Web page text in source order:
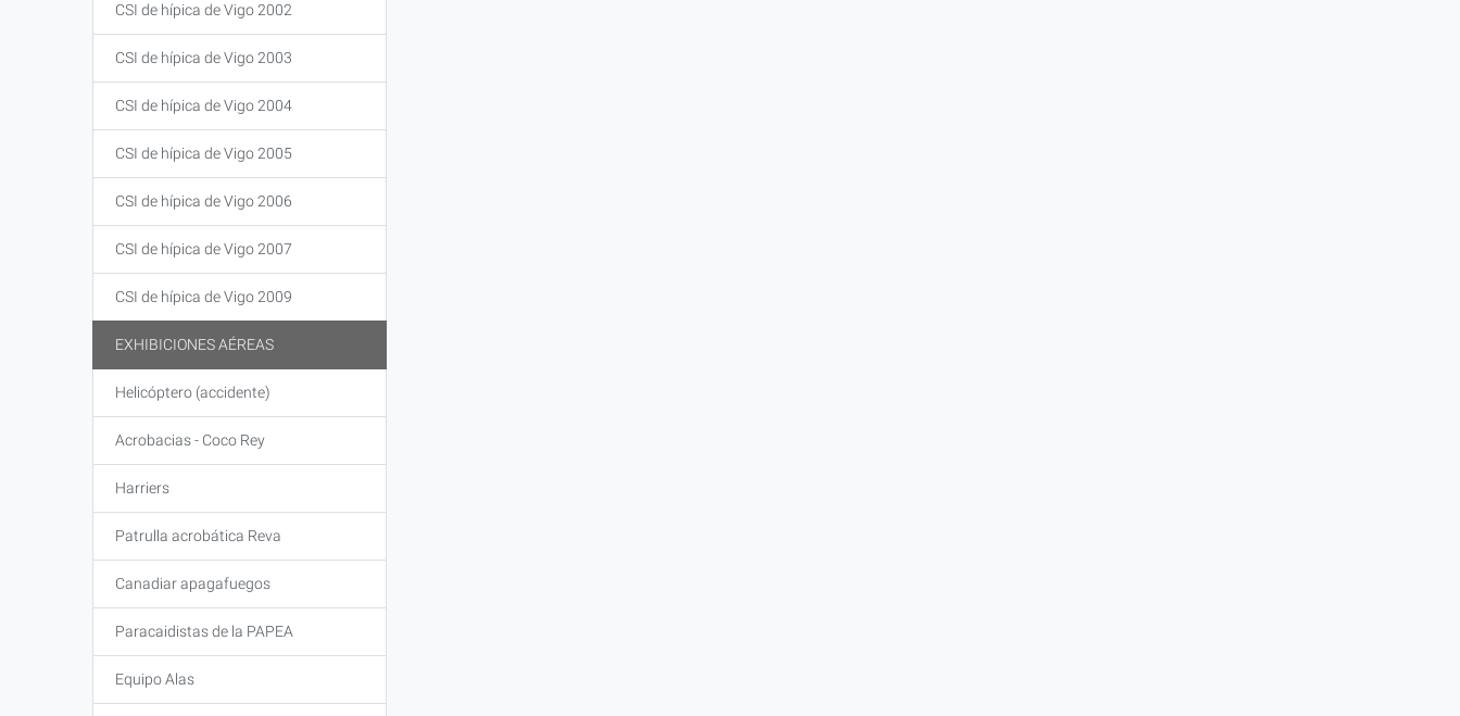
CSI de hípica de Vigo 2002
CSI de hípica de Vigo 2003
CSI de hípica de Vigo 2004
CSI de hípica de Vigo 2005
CSI de hípica de Vigo 2006
CSI de hípica de Vigo 2007
CSI de hípica de Vigo 2009
EXHIBICIONES AÉREAS
Helicóptero (accidente)
Acrobacias - Coco Rey
Harriers
Patrulla acrobática Reva
Canadiar apagafuegos
Paracaidistas de la PAPEA
Equipo Alas